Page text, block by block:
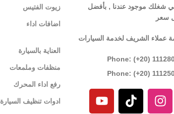
شغلك موجود عندنا , بأفضل
سعر
عملاء الشريف لخدمة السيارات
Phone: (+20)
Phone: (+20)
زيوت الفتيس
اضافات اداء
العناية بالسيارة
منظفات وملمعات
رفع اداء المحرك
ادوات تنظيف السيارة